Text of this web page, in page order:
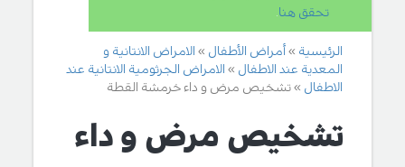
تحقق هنا
الرئيسية أمراض الأطفال
الامراض الانتانية و
المعدية عند الاطفال
الامراض الجرثومية الانتانية عند
الاطفال
تشخيص مرض و داء خرمشة القطة
تشخيص مرض و داء